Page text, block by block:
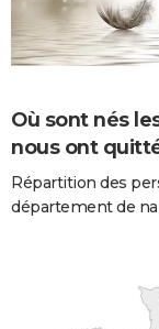
Où sont nés
nous ont
Répartition des
département de